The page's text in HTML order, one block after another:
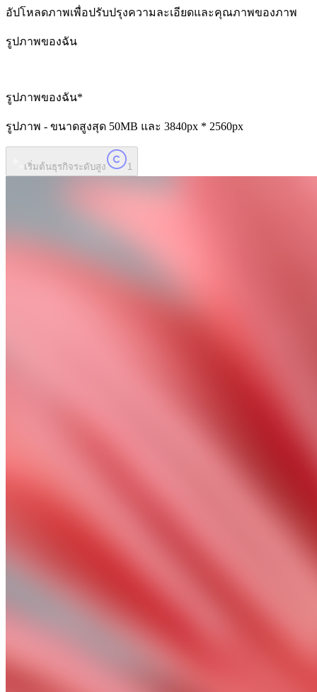
อัปโหลดภาพเพื่อปรับปรุงความละเอียดและคุณภาพของภาพ
รูปภาพของฉัน
รูปภาพของฉัน*
รูปภาพ - ขนาดสูงสุด 50MB และ 3840px * 2560px
เริ่มต้นธุรกิจระดับสูง 1